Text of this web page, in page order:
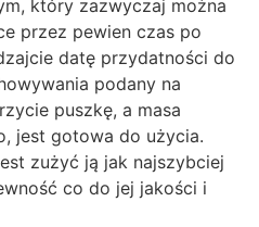
który zazwyczaj można
przez pewien czas po
datę przydatności do
podany na
puszkę, a masa
jest gotowa do użycia.
zużyć ją jak najszybciej
co do jej jakości i